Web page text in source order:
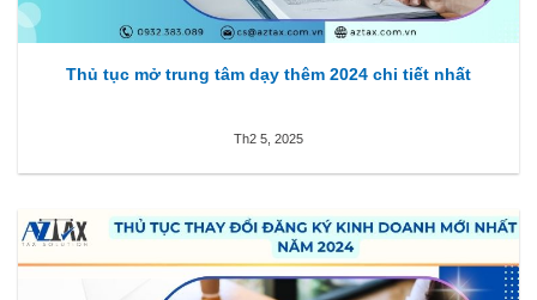
Thủ tục mở trung tâm dạy thêm 2024 chi tiết nhất
Th2 5, 2025